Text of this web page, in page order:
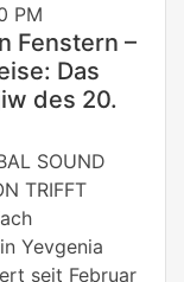
PM
Fenstern –
Das
des 20.
SOUND
TRIFFT
Yevgenia
seit Februar